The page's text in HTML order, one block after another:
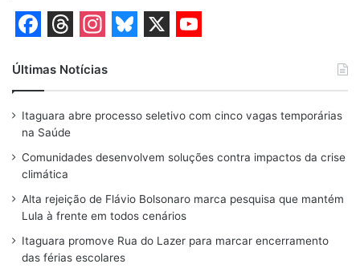
a
c
e
b
o
o
k
h
r
e
a
d
s
n
s
t
a
r
a
m
u
e
s
y
u
T
u
e
Últimas Notícias
Itaguara abre processo seletivo com cinco vagas temporárias
na Saúde
Comunidades desenvolvem soluções contra impactos da crise
climática
Alta rejeição de Flávio Bolsonaro marca pesquisa que mantém
Lula à frente em todos cenários
Itaguara promove Rua do Lazer para marcar encerramento
das férias escolares